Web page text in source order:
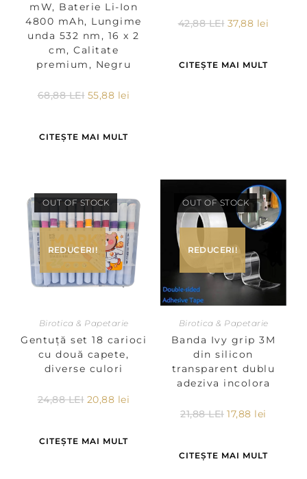
mW, Baterie Li-Ion
4800 mAh, Lungime
unda 532 nm, 16 x 2
cm, Calitate
premium, Negru
68,88LEI 55,88 lei
CITEȘTE MAI MULT
42,88LEI 37,88 lei
CITEȘTE MAI MULT
OUT OF STOCK
REDUCERI!
Birotica & Papetarie
Gentuță set 18 carioci
cu două capete,
diverse culori
24,88LEI 20,88 lei
CITEȘTE MAI MULT
OUT OF STOCK
REDUCERI!
Birotica & Papetarie
Banda Ivy grip 3M
din silicon
transparent dublu
adeziva incolora
21,88LEI 17,88 lei
CITEȘTE MAI MULT